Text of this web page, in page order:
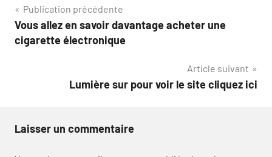
Navigation
de
Publication précédente
Vous allez en savoir davantage acheter une
cigarette électronique
Article suivant
Lumière sur pour voir le site cliquez ici
Laisser un commentaire